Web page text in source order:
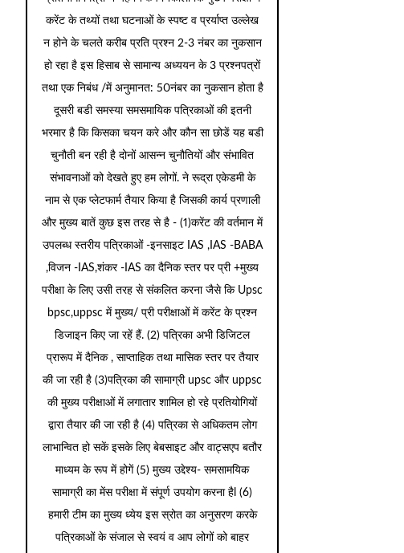
करेंट के तथ्यों तथा घटनाओं के स्पष्ट व प्रर्याप्त उल्लेख
न होने के चलते करीब प्रति प्रश्न 2-3 नंबर का नुकसान
हो रहा है इस हिसाब से सामान्य अध्ययन के 3 प्रश्नपत्रों
तथा एक निबंध /में अनुमानत: 50नंबर का नुकसान होता है
दूसरी बडी समस्या समसमायिक पत्रिकाओं की इतनी
भरमार है कि किसका चयन करे और कौन सा छोडें यह बडी
चुनौती बन रही है दोनों आसन्न चुनौतियों और संभावित
संभावनाओं को देखते हुए हम लोगों. ने रूद्रा एकेडमी के
नाम से एक प्लेटफार्म तैयार किया है जिसकी कार्य प्रणाली
और मुख्य बातें कुछ इस तरह से है - (1)करेंट की वर्तमान में
उपलब्ध स्तरीय पत्रिकाओं -इनसाइट IAS ,IAS -BABA
,विजन -IAS,शंकर -IAS का दैनिक स्तर पर प्री +मुख्य
परीक्षा के लिए उसी तरह से संकलित करना जैसे कि Upsc
bpsc,uppsc में मुख्य/ प्री परीक्षाओं में करेंट के प्रश्न
डिजाइन किए जा रहें हैं. (2) पत्रिका अभी डिजिटल
प्रारूप में दैनिक , साप्ताहिक तथा मासिक स्तर पर तैयार
की जा रही है (3)पत्रिका की सामाग्री upsc और uppsc
की मुख्य परीक्षाओं में लगातार शामिल हो रहे प्रतियोगियों
द्वारा तैयार की जा रही है (4) पत्रिका से अधिकतम लोग
लाभान्वित हो सकें इसके लिए बेबसाइट और वाट्सएप बतौर
माध्यम के रूप में होगें (5) मुख्य उद्देश्य- समसामयिक
सामाग्री का मेंस परीक्षा में संपूर्ण उपयोग करना हैl (6)
हमारी टीम का मुख्य ध्येय इस स्रोत का अनुसरण करके
पत्रिकाओं के संजाल से स्वयं व आप लोगों को बाहर